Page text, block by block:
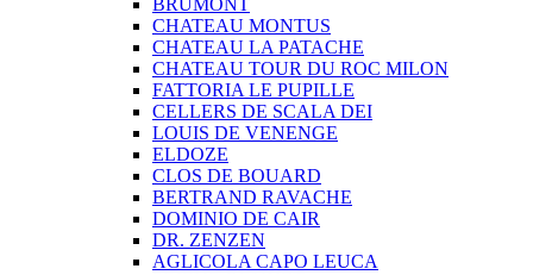
BRUMONT
CHATEAU MONTUS
CHATEAU LA PATACHE
CHATEAU TOUR DU ROC MILON
FATTORIA LE PUPILLE
CELLERS DE SCALA DEI
LOUIS DE VENENGE
ELDOZE
CLOS DE BOUARD
BERTRAND RAVACHE
DOMINIO DE CAIR
DR. ZENZEN
AGLICOLA CAPO LEUCA